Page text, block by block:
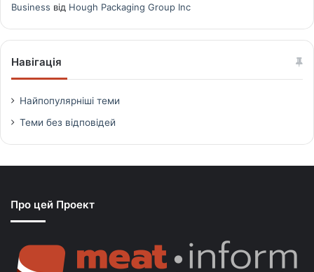
Business від Hough Packaging Group Inc
Навігація
Найпопулярніші теми
Теми без відповідей
Про цей Проект